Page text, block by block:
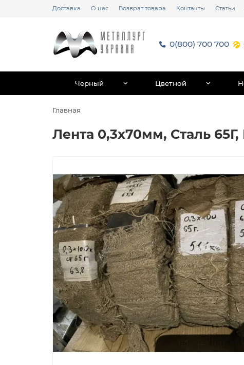
Доставка О нас Возврат товара Контакты Статьи
0(800) 700 700
Черный Цветной
Главная
Лента 0,3х70мм, Сталь 65Г,